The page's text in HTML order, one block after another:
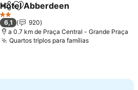
PartilharAdicionar aos favoritos
Hotel Abberdeen
2 Estrelas
6,1
920
a 0.7 km de Praça Central - Grande Praça
Quartos triplos para famílias